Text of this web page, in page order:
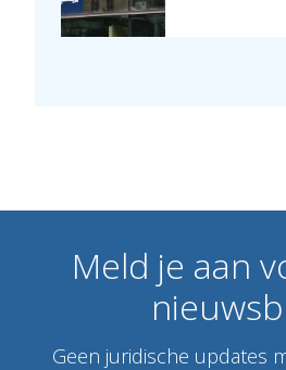
Meld je aan
Geen juridische updates